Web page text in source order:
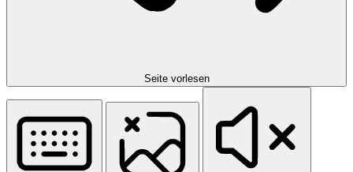
Seite vorlesen